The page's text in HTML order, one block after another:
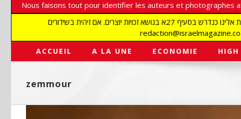
Nous faisons tout pour identifier les auteurs et photographes
אנו עושים הכל כדי לזהות סופרים וצלמים על מנת לכבד את זכויותיהם. אנו מכבדים זכויות יוצרים ושואפים לאתר את בעלי הזכויות בתמונות המגיעות אלינו כנדרש בסעיף 27א בנושא זכויות יוצרים. אם זיהית בשידורים
ACCUEIL A LA UNE ECONOMIE HIGH
zemmour